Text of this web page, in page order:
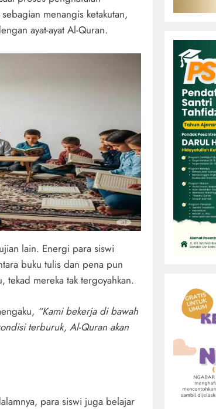
menangis ketakutan,
ayat-ayat Al-Quran.
lain. Energi para siswi
buku tulis dan pena pun
mereka tak tergoyahkan.
“Kami bekerja di bawah
terburuk, Al-Quran akan
para siswi juga belajar